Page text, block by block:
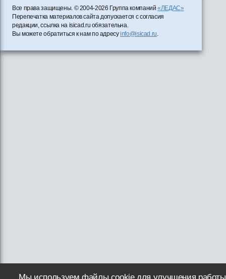
Все права защищены. © 2004-2026 Группа компаний«ЛЕДАС»
Перепечатка материалов сайта допускается с согласия
редакции, ссылка на isicad.ru обязательна.
Вы можете обратиться к нам по адресуinfo@isicad.ru.